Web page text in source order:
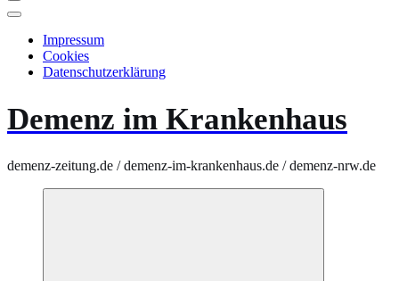
Impressum
Cookies
Datenschutzerklärung
Demenz im Krankenhaus
demenz-zeitung.de / demenz-im-krankenhaus.de / demenz-nrw.de